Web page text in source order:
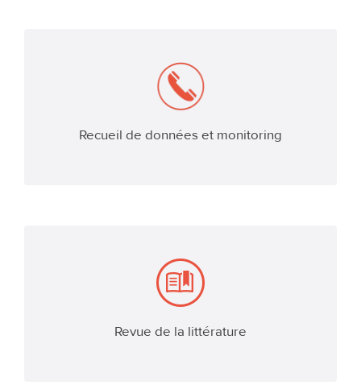
Recueil de données et monitoring
EN SAVOIR PLUS
Revue de la littérature
EN SAVOIR PLUS